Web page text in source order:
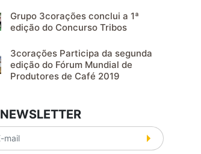
Grupo 3corações conclui a 1ª
edição do Concurso Tribos
3corações Participa da segunda
edição do Fórum Mundial de
Produtores de Café 2019
NEWSLETTER